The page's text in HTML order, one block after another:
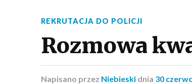
REKRUTACJA DO POLICJI
Rozmowa
Napisano przez Niebieski dnia 30